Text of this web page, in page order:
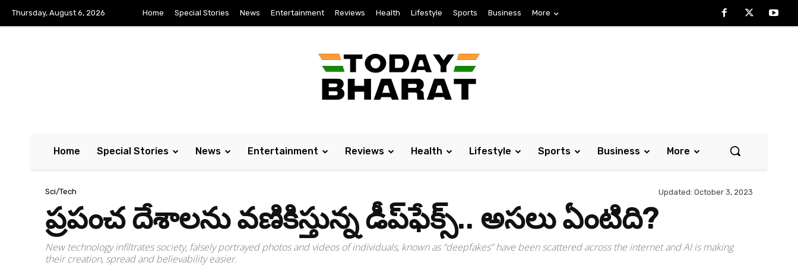
Thursday, August 6, 2026 Home Special Stories News Entertainment Reviews Health Lifestyle Sports Business More
Home Special Stories News Entertainment Reviews Health Lifestyle Sports Business More
Sci/Tech Updated: October 3, 2023
ప్రపంచ దేశాలను వణికిస్తున్న డీప్‌ఫేక్స్.. అసలు ఏంటిది?
New technology infiltrates society, falsely portrayed photos and videos of individuals, known as “deepfakes” have been scattered across the internet and AI is making
their creation, spread and believability easier.